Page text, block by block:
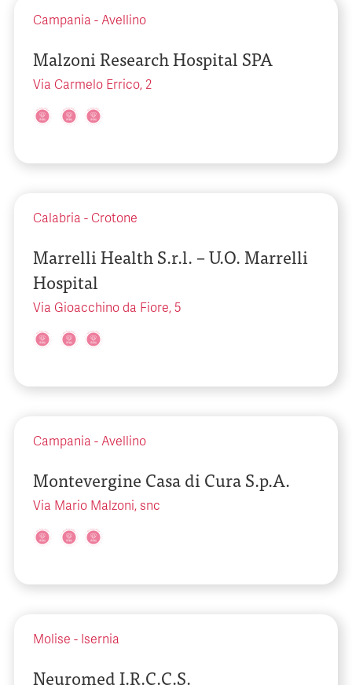
Campania - Avellino
Malzoni Research Hospital SPA
Via Carmelo Errico, 2
Calabria - Crotone
Marrelli Health S.r.l. – U.O. Marrelli
Hospital
Via Gioacchino da Fiore, 5
Campania - Avellino
Montevergine Casa di Cura S.p.A.
Via Mario Malzoni, snc
Molise - Isernia
Neuromed I.R.C.C.S.